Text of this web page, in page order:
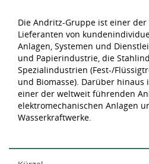
Die Andritz-Gruppe ist einer
Lieferanten von
Anlagen, Systemen und
und Papierindustrie, die
Spezialindustrien (Fest-/
und Biomasse). Darüber hinaus
einer der weltweit führenden
elektromechanischen Anlagen
Wasserkraftwerke.